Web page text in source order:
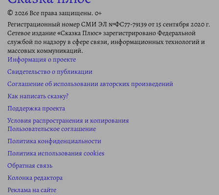
© 2026 Все права защищены. 0+
Регистрационный номер СМИ ЭЛ №ФС77-79139 от 15 сентября 2020 г.
Сетевое издание «Сказка Плюс» зарегистрировано Федеральной
службой по надзору в сфере связи, информационных технологий и
массовых коммуникаций.
Информация о проекте
Свидетельство о публикации
Соглашение об использовании авторских произведений
Как написать сказку?
Поддержка проекта
Условия распространения и копирования
Пользовательское соглашение
Политика конфиденциальности
Политика использования cookies
Обратная связь
Колонка редактора
Реклама на сайте